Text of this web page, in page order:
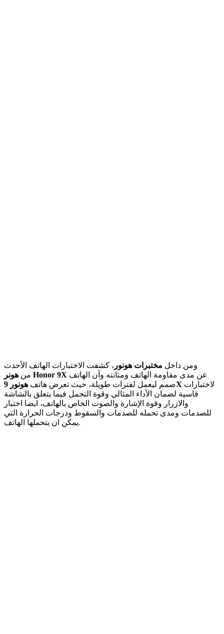
ومن داخل مختبرات هونور ، كشفت الاختبارات الهاتف الأحدث
من هونر Honor 9X
صمم ليعمل لفترات طويلة، حيث تعرض هاتفهونور 9X
قاسية لضمان الأداء المثالي وقوة التحمل فيما يتعلق بالشاشة
والازرار وقوة الإشارة والصوت الخاص بالهاتف، ايضا اختبار
للصدمات ومدى تحمله للصدمات والسقوط ودرجات الحرارة التي
يمكن ان يتحملها الهاتف.